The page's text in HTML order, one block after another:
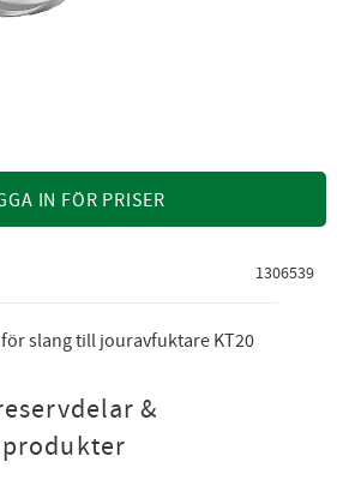
IN FÖR PRISER
1306539
slang till jouravfuktare KT20
&